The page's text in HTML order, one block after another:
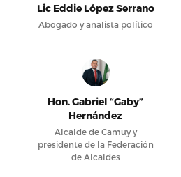
Lic Eddie López Serrano
Abogado y analista político
Hon. Gabriel “Gaby”
Hernández
Alcalde de Camuy y
presidente de la Federación
de Alcaldes